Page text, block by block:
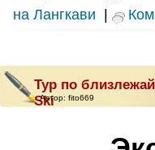
на Лангкави
Тур по
Ski
Автор: fito669